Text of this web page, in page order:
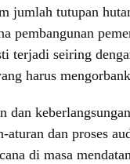
jumlah tutupan
pembangunan
terjadi seiring
harus
dan
aturan dan proses
di masa